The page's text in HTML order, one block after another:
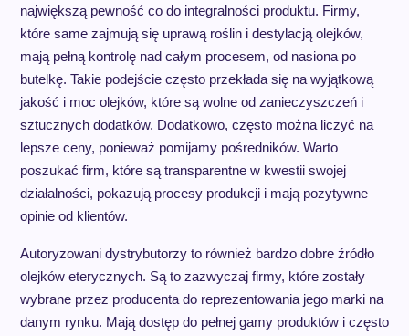
największą pewność co do integralności produktu. Firmy,
które same zajmują się uprawą roślin i destylacją olejków,
mają pełną kontrolę nad całym procesem, od nasiona po
butelkę. Takie podejście często przekłada się na wyjątkową
jakość i moc olejków, które są wolne od zanieczyszczeń i
sztucznych dodatków. Dodatkowo, często można liczyć na
lepsze ceny, ponieważ pomijamy pośredników. Warto
poszukać firm, które są transparentne w kwestii swojej
działalności, pokazują procesy produkcji i mają pozytywne
opinie od klientów.
Autoryzowani dystrybutorzy to również bardzo dobre źródło
olejków eterycznych. Są to zazwyczaj firmy, które zostały
wybrane przez producenta do reprezentowania jego marki na
danym rynku. Mają dostęp do pełnej gamy produktów i często